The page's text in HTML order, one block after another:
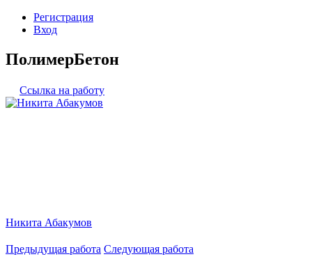
Регистрация
Вход
ПолимерБетон
Ссылка на работу
Никита Абакумов
Предыдущая работа Следующая работа